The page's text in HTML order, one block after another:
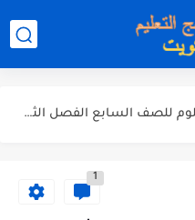
مذكرة التغذية في النباتات أحياء الصف الحادي عشر العلمي الفصل...
توزيع منهج العلوم للصف السابع الفصل الثاني 2025-2026
1